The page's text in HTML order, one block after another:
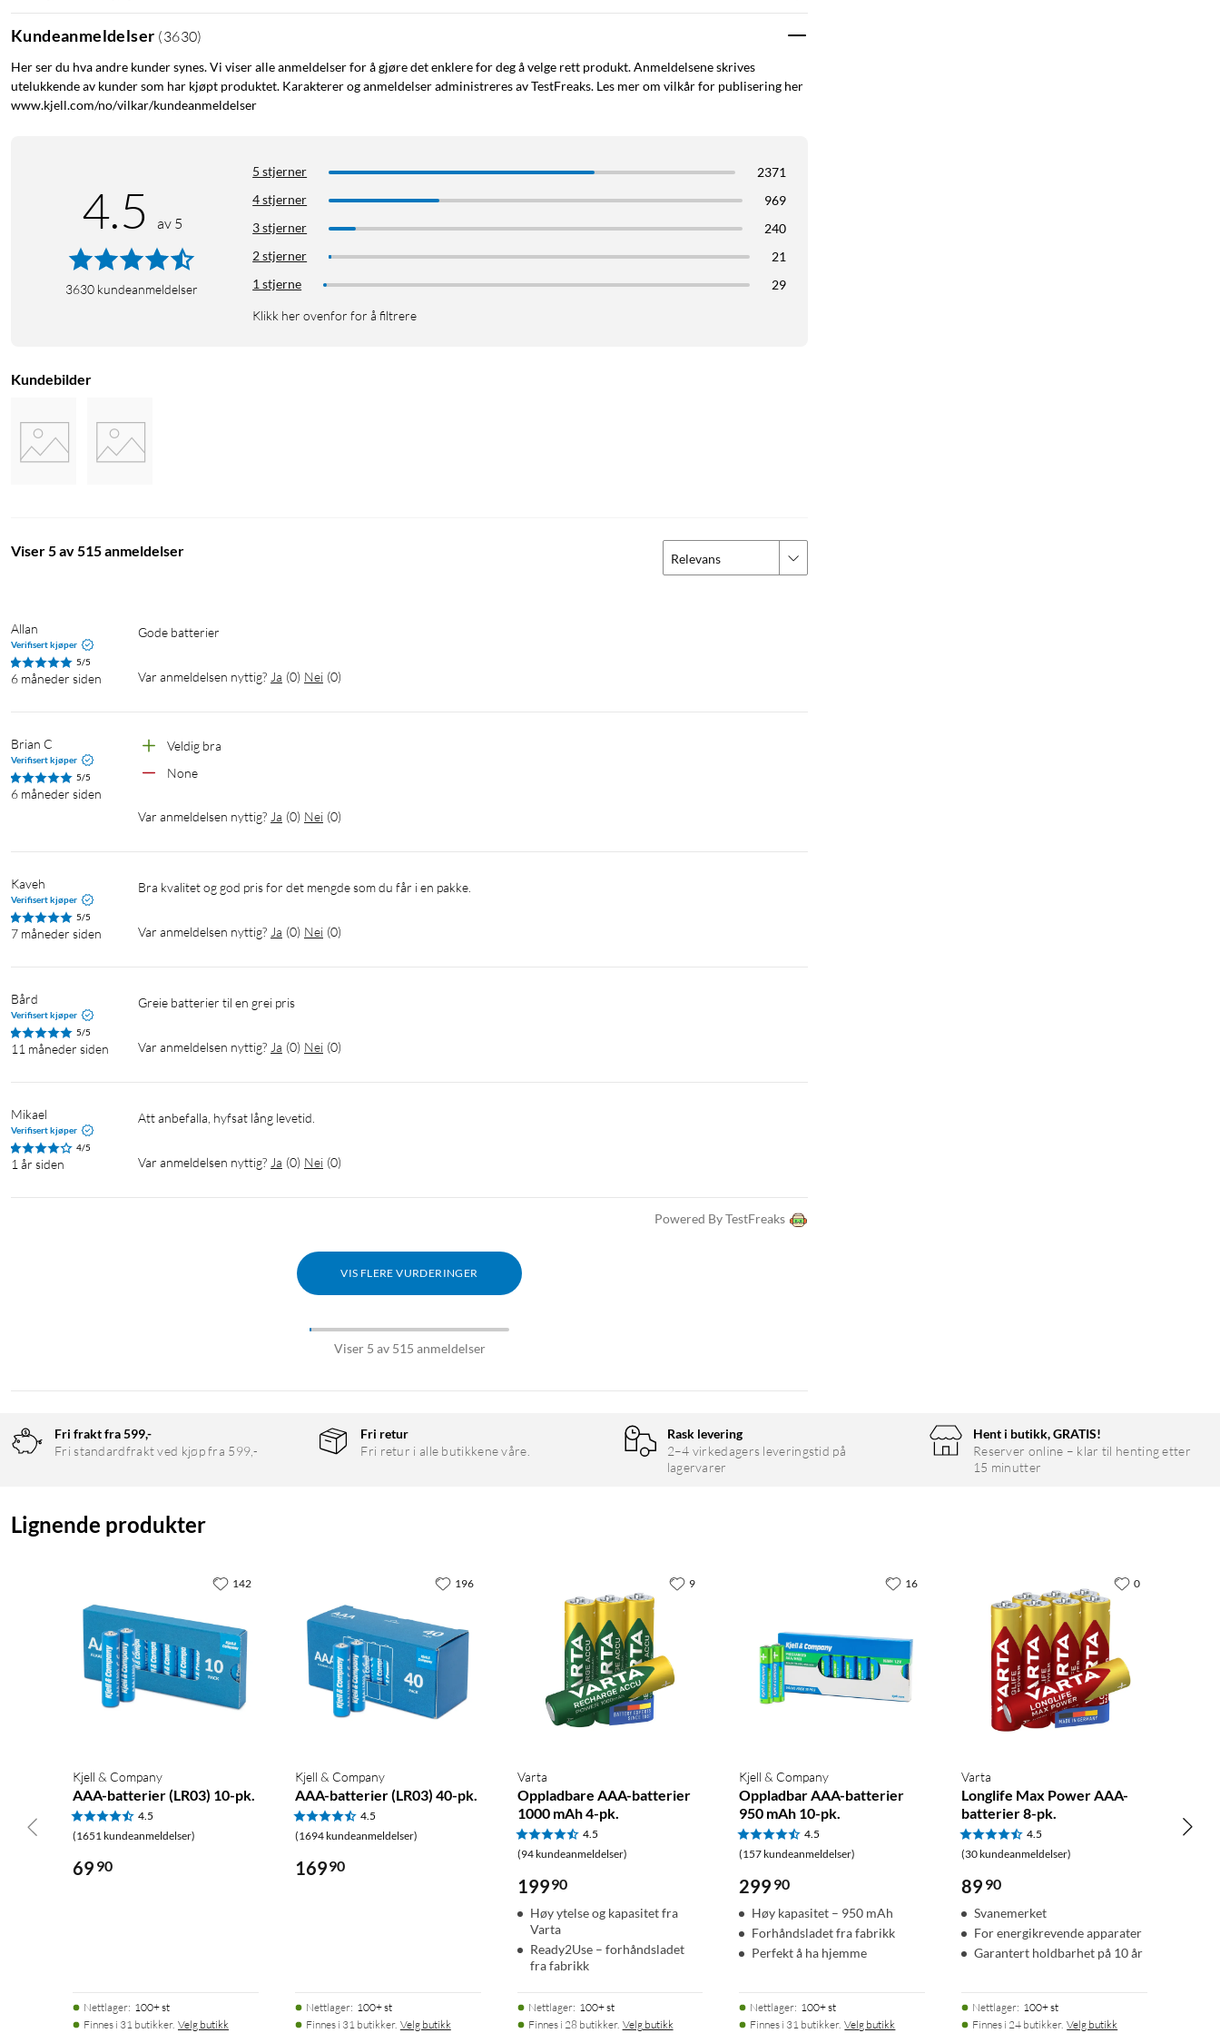
Kundeanmeldelser (3630)
Her ser du hva andre kunder synes. Vi viser alle anmeldelser for å gjøre det enklere for deg å velge rett produkt. Anmeldelsene skrives
utelukkende av kunder som har kjøpt produktet. Karakterer og anmeldelser administreres av TestFreaks. Les mer om vilkår for publisering her
www.kjell.com/no/vilkar/kundeanmeldelser
4.5 av 5
3630 kundeanmeldelser
5 stjerner
2371
4 stjerner
969
3 stjerner
240
2 stjerner
21
1 stjerne
29
Klikk her ovenfor for å filtrere
Kundebilder
Viser 5 av 515 anmeldelser Relevans
Allan
Verifisert kjøper
5/5
6 måneder siden
Gode batterier
Var anmeldelsen nyttig? Ja (0) Nei (0)
Brian C
Verifisert kjøper
5/5
6 måneder siden
Veldig bra
None
Var anmeldelsen nyttig? Ja (0) Nei (0)
Kaveh
Verifisert kjøper
5/5
7 måneder siden
Bra kvalitet og god pris for det mengde som du får i en pakke.
Var anmeldelsen nyttig? Ja (0) Nei (0)
Bård
Verifisert kjøper
5/5
11 måneder siden
Greie batterier til en grei pris
Var anmeldelsen nyttig? Ja (0) Nei (0)
Mikael
Verifisert kjøper
4/5
1 år siden
Att anbefalla, hyfsat lång levetid.
Var anmeldelsen nyttig? Ja (0) Nei (0)
Powered By TestFreaks
VIS FLERE VURDERINGER
Viser 5 av 515 anmeldelser
Fri frakt fra 599,-
Fri standardfrakt ved kjøp fra 599,-
Fri retur
Fri retur i alle butikkene våre.
Rask levering
2–4 virkedagers leveringstid på
lagervarer
Hent i butikk, GRATIS!
Reserver online – klar til henting etter
15 minutter
Lignende produkter
Kjell & Company
AAA-batterier (LR03) 10-pk.
4.5
(1651 kundeanmeldelser)
69 90
Nettlager: 100+ st
Finnes i 31 butikker. Velg butikk
142
Kjell & Company
AAA-batterier (LR03) 40-pk.
4.5
(1694 kundeanmeldelser)
16990
Nettlager: 100+ st
Finnes i 31 butikker. Velg butikk
196
Varta
Oppladbare AAA-batterier
1000 mAh 4-pk.
4.5
(94 kundeanmeldelser)
19990
Høy ytelse og kapasitet fra
Varta
Ready2Use – forhåndsladet
fra fabrikk
Nettlager: 100+ st
Finnes i 28 butikker. Velg butikk
9
Kjell & Company
Oppladbar AAA-batterier
950 mAh 10-pk.
4.5
(157 kundeanmeldelser)
299 90
Høy kapasitet – 950 mAh
Forhåndsladet fra fabrikk
Perfekt å ha hjemme
Nettlager: 100+ st
Finnes i 31 butikker. Velg butikk
16
Varta
Longlife Max Power AAA-
batterier 8-pk.
4.5
(30 kundeanmeldelser)
89 90
Svanemerket
For energikrevende apparater
Garantert holdbarhet på 10 år
Nettlager: 100+ st
Finnes i 24 butikker. Velg butikk
0